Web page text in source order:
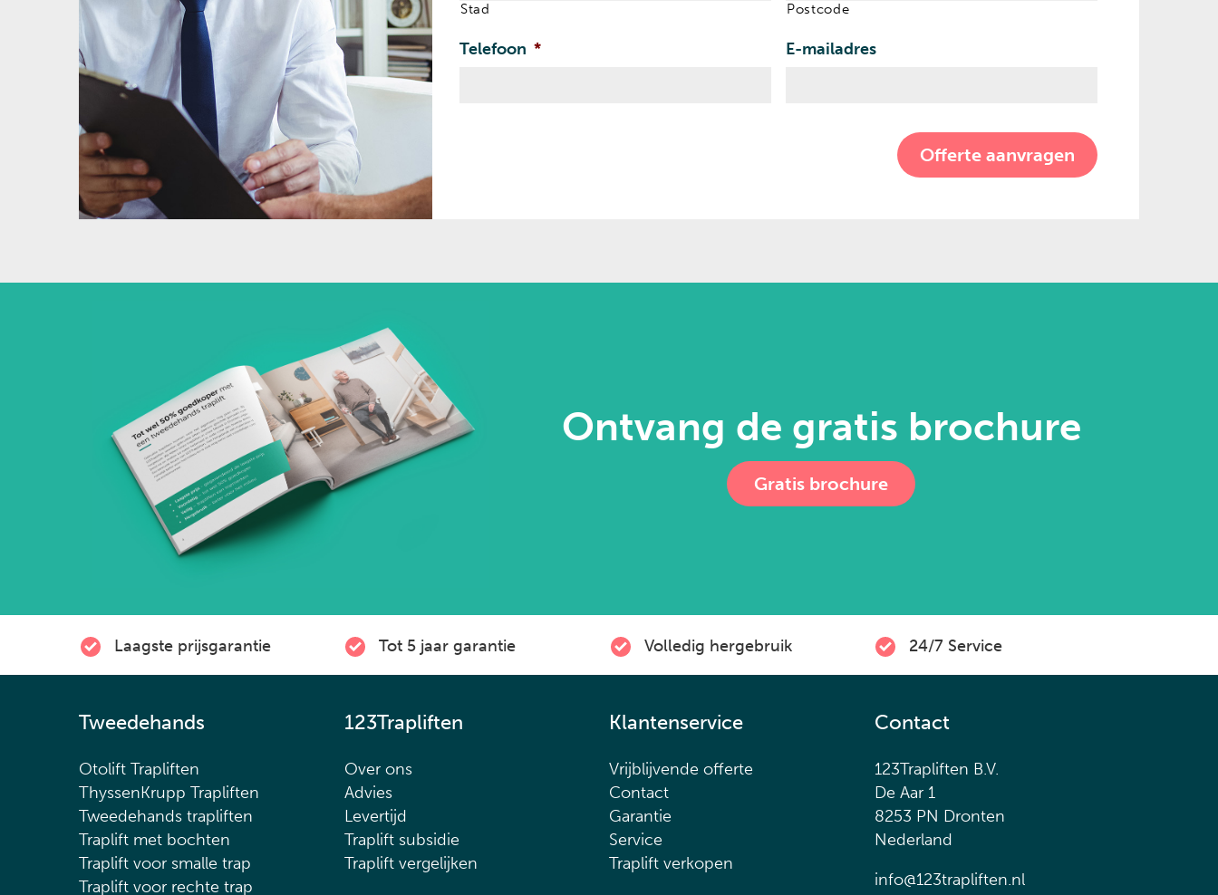
Stad Postcode
Telefoon * E-mailadres
Ontvang de gratis brochure
Gratis brochure
Laagste prijsgarantie Tot 5 jaar garantie Volledig hergebruik 24/7 Service
Tweedehands
Otolift Trapliften
ThyssenKrupp Trapliften
Tweedehands trapliften
Traplift met bochten
Traplift voor smalle trap
Traplift voor rechte trap
123Trapliften
Over ons
Advies
Levertijd
Traplift subsidie
Traplift vergelijken
Klantenservice
Vrijblijvende offerte
Contact
Garantie
Service
Traplift verkopen
Contact
123Trapliften B.V.
De Aar 1
8253 PN Dronten
Nederland
info@123trapliften.nl